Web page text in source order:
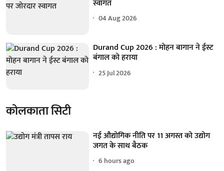
स्वागत
04 Aug 2026
Durand Cup 2026 : मोहन बागान ने ईस्ट
बंगाल को हराया
25 Jul 2026
कोलकाता सिटी
नई औद्योगिक नीति पर 11 अगस्त को उद्योग
जगत के साथ बैठक
6 hours ago